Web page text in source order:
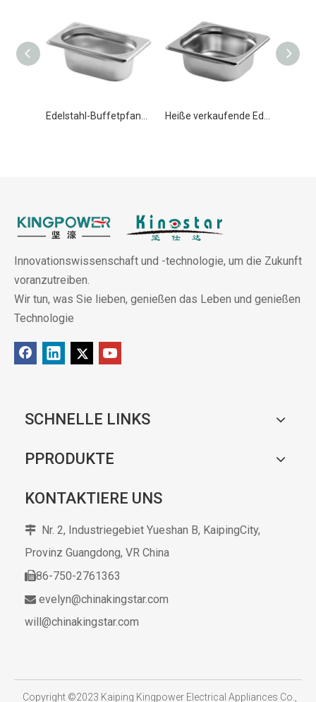
Innovationswissenschaft und -technologie, um die Zukunft
voranzutreiben.
Wir tun, was Sie lieben, genießen das Leben und genießen
Technologie
SCHNELLE LINKS
PPRODUKTE
KONTAKTIERE UNS
 Nr. 2, Industriegebiet Yueshan B, KaipingCity,
Provinz Guangdong, VR China
86-750-2761363
 evelyn@chinakingstar.com
will@chinakingstar.com
Copyright ©2023 Kaiping Kingpower Electrical Appliances Co.,